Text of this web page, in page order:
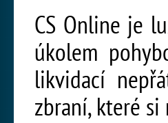
CS Online je
úkolem
likvidací
zbraní, které